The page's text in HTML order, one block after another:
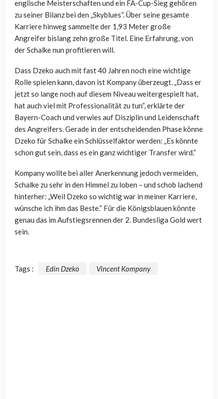
englische Meisterschaften und ein FA-Cup-Sieg gehören
zu seiner Bilanz bei den „Skyblues“. Über seine gesamte
Karriere hinweg sammelte der 1,93 Meter große
Angreifer bislang zehn große Titel. Eine Erfahrung, von
der Schalke nun profitieren will.
Dass Dzeko auch mit fast 40 Jahren noch eine wichtige
Rolle spielen kann, davon ist Kompany überzeugt. „Dass er
jetzt so lange noch auf diesem Niveau weitergespielt hat,
hat auch viel mit Professionalität zu tun“, erklärte der
Bayern-Coach und verwies auf Disziplin und Leidenschaft
des Angreifers. Gerade in der entscheidenden Phase könne
Dzeko für Schalke ein Schlüsselfaktor werden: „Es könnte
schon gut sein, dass es ein ganz wichtiger Transfer wird.“
Kompany wollte bei aller Anerkennung jedoch vermeiden,
Schalke zu sehr in den Himmel zu loben – und schob lachend
hinterher: „Weil Dzeko so wichtig war in meiner Karriere,
wünsche ich ihm das Beste.“ Für die Königsblauen könnte
genau das im Aufstiegsrennen der 2. Bundesliga Gold wert
sein.
Tags : Edin Dzeko Vincent Kompany